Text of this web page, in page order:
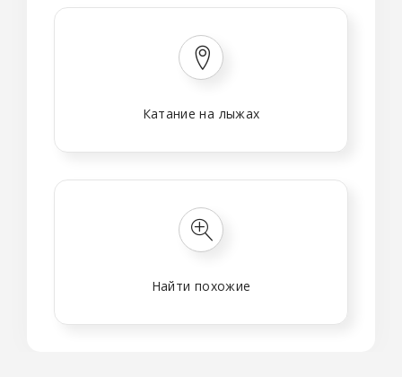
Катание на лыжах
Найти похожие